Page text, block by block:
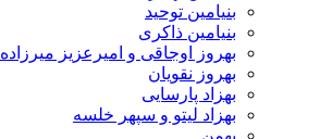
بنیامین توحید
بنیامین ذاکری
بهروز اوجاقی و امیرعزیز میرزاده
بهروز نقویان
بهزاد پارسایی
بهزاد لیتو و سپهر خلسه